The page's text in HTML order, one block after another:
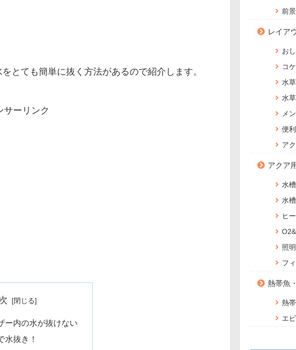
とても簡単に抜く方法があるので紹介します。
サーリンク
ー内の水が抜けない
水抜き！
前
レイア
お
コケ
水
水
メ
便利
ア
アクア
水槽
水
ヒ
照明
フ
熱帯魚
熱
エビ